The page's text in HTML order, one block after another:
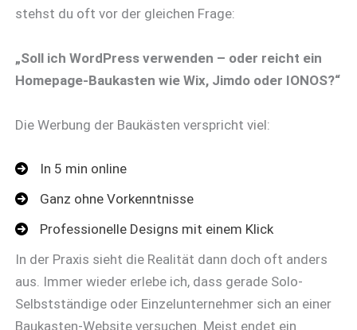
stehst du oft vor der gleichen Frage:
„Soll ich WordPress verwenden – oder reicht ein
Homepage-Baukasten wie Wix, Jimdo oder IONOS?“
Die Werbung der Baukästen verspricht viel:
In 5 min online
Ganz ohne Vorkenntnisse
Professionelle Designs mit einem Klick
In der Praxis sieht die Realität dann doch oft anders
aus. Immer wieder erlebe ich, dass gerade Solo-
Selbstständige oder Einzelunternehmer sich an einer
Baukasten-Website versuchen. Meist endet ein